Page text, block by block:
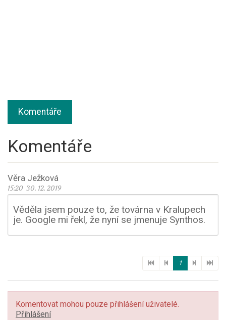
Komentáře
Komentáře
Věra Ježková
15:20 30. 12. 2019
Věděla jsem pouze to, že továrna v Kralupech
je. Google mi řekl, že nyní se jmenuje Synthos.
1
Komentovat mohou pouze přihlášení uživatelé.
Přihlášení